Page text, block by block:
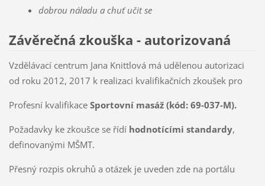
dobrou náladu a chuť učit se
Závěrečná zkouška - autorizovaná
Vzdělávací centrum Jana Knittlová má udělenou autorizaci
od roku 2012, 2017 k realizaci kvalifikačních zkoušek pro
Profesní kvalifikace Sportovní masáž (kód: 69-037-M).
Požadavky ke zkoušce se řídí hodnotícími standardy,
definovanými MŠMT.
Přesný rozpis okruhů a otázek je uveden zde na portálu